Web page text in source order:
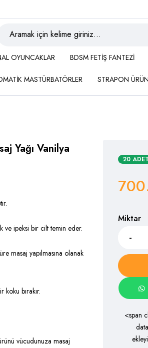
OYUNCAKLAR BDSM FETİŞ FANTEZİ
MASTÜRBATÖRLER STRAPON
Yağı Vanilya
ve ipeksi bir cilt temin eder.
masaj yapılmasına olanak
bırakır.
vücudunuza masaj
20
Miktar
<span